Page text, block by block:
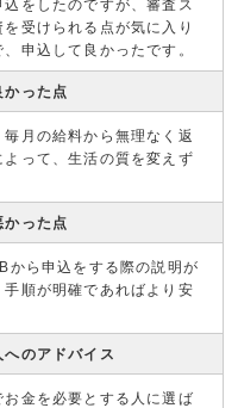
をしたのですが、審査ス
受けられる点が気に入り
申込して良かったです。
かった点
月の給料から無理なく返
って、生活の質を変えず
かった点
から申込をする際の説明が
順が明確であればより安
のアドバイス
金を必要とする人に選ば